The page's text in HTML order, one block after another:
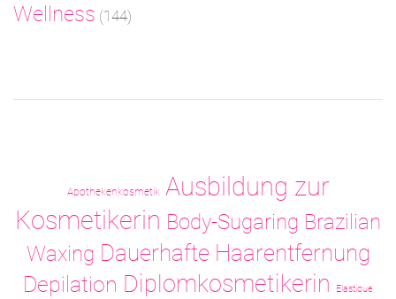
Wellness (144)
Apothekenkosmetik Ausbildung zur
Kosmetikerin Body-Sugaring Brazilian
Waxing Dauerhafte Haarentfernung
Depilation Diplomkosmetikerin Elastique